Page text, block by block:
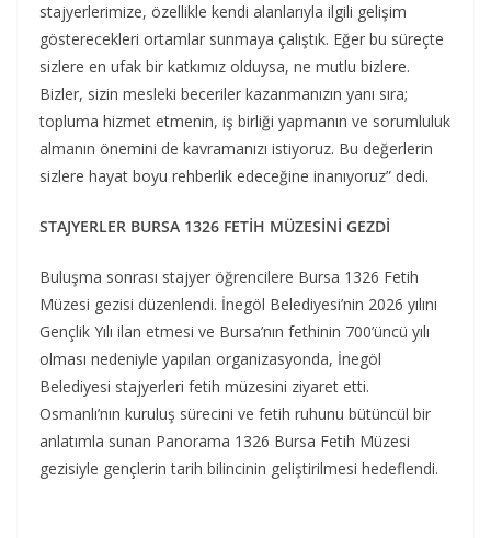
stajyerlerimize, özellikle kendi alanlarıyla ilgili gelişim
gösterecekleri ortamlar sunmaya çalıştık. Eğer bu süreçte
sizlere en ufak bir katkımız olduysa, ne mutlu bizlere.
Bizler, sizin mesleki beceriler kazanmanızın yanı sıra;
topluma hizmet etmenin, iş birliği yapmanın ve sorumluluk
almanın önemini de kavramanızı istiyoruz. Bu değerlerin
sizlere hayat boyu rehberlik edeceğine inanıyoruz” dedi.
STAJYERLER BURSA 1326 FETİH MÜZESİNİ GEZDİ
Buluşma sonrası stajyer öğrencilere Bursa 1326 Fetih
Müzesi gezisi düzenlendi. İnegöl Belediyesi’nin 2026 yılını
Gençlik Yılı ilan etmesi ve Bursa’nın fethinin 700’üncü yılı
olması nedeniyle yapılan organizasyonda, İnegöl
Belediyesi stajyerleri fetih müzesini ziyaret etti.
Osmanlı’nın kuruluş sürecini ve fetih ruhunu bütüncül bir
anlatımla sunan Panorama 1326 Bursa Fetih Müzesi
gezisiyle gençlerin tarih bilincinin geliştirilmesi hedeflendi.